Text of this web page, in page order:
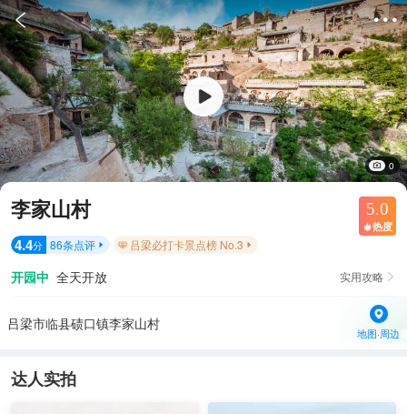
 
0
李家山村 5.0
 热度
4.4分 86条点评  吕梁必打卡景点榜 No.3 
开园中 全天开放 实用攻略 
吕梁市临县碛口镇李家山村
地图·周边
达人实拍